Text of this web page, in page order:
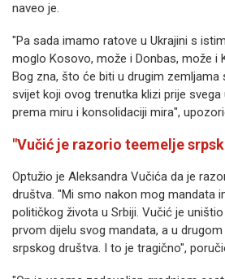
naveo je.
"Pa sada imamo ratove u Ukrajini s
moglo Kosovo, može i Donbas, može i
Bog zna, što će biti u drugim zemljama
svijet koji ovog trenutka klizi prije svega
prema miru i konsolidaciji mira",
"Vučić je razorio teemelje
Optužio je Aleksandra Vučića da je
društva. "Mi smo nakon mog mandata
političkog života u Srbiji. Vučić je
prvom dijelu svog mandata, a u
srpskog društva. I to je tragično",